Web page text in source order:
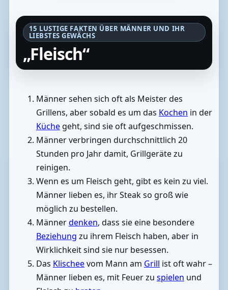
15 LUSTIGE FAKTEN ÜBER MÄNNER UND IHR
LIEBSTES GEWÄCHS
„Fleisch“
Männer sehen sich oft als Meister des
Grillens, aber sobald es um das Kochen in der
Küchegeht, sind sie oft aufgeschmissen.
Männer verbringen durchschnittlich 20
Stunden pro Jahr damit, Grillgeräte zu
reinigen.
Wenn es um Fleisch geht, gibt es kein zu viel.
Männer lieben es, ihr Steak so groß wie
möglich zu bestellen.
Männerdenken, dass sie eine besondere
Beziehung zu ihrem Fleisch haben, aber in
Wirklichkeit sind sie nur besessen.
Das Klischeevom Mann am Grill ist oft wahr –
Männer lieben es, mit Feuer zu spielen und